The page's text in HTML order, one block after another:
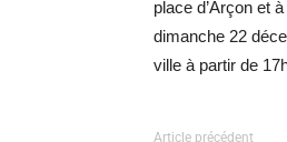
place d’Arçon et
dimanche 22
ville à partir de
Article précédent